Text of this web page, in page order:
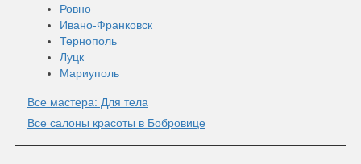
Ровно
Ивано-Франковск
Тернополь
Луцк
Мариуполь
Все мастера: Для тела
Все салоны красоты в Бобровице